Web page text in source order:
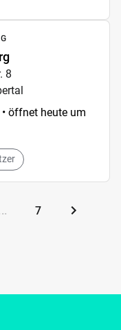
8
• öffnet heute um
7